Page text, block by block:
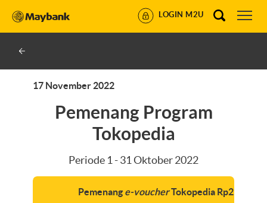
LOGIN M2U
17 November 2022
Pemenang Program
Tokopedia
Periode 1 - 31 Oktober 2022
Pemenang e-voucherTokopedia Rp2 juta